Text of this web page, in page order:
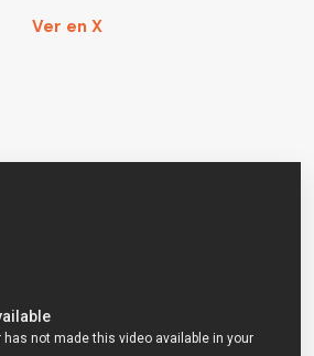
Ver en X